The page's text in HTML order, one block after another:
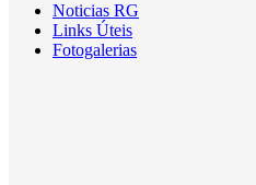
Noticias RG
Links Úteis
Fotogalerias